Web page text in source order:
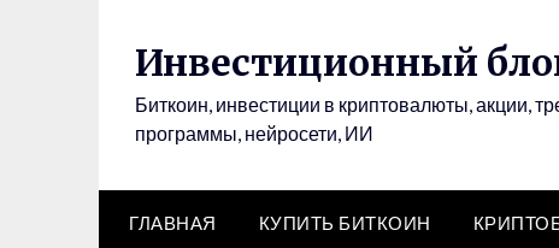
Инвестиционный
Биткоин, инвестиции в криптовалюты, акции,
программы, нейросети, ИИ
ГЛАВНАЯ КУПИТЬ БИТКОИН